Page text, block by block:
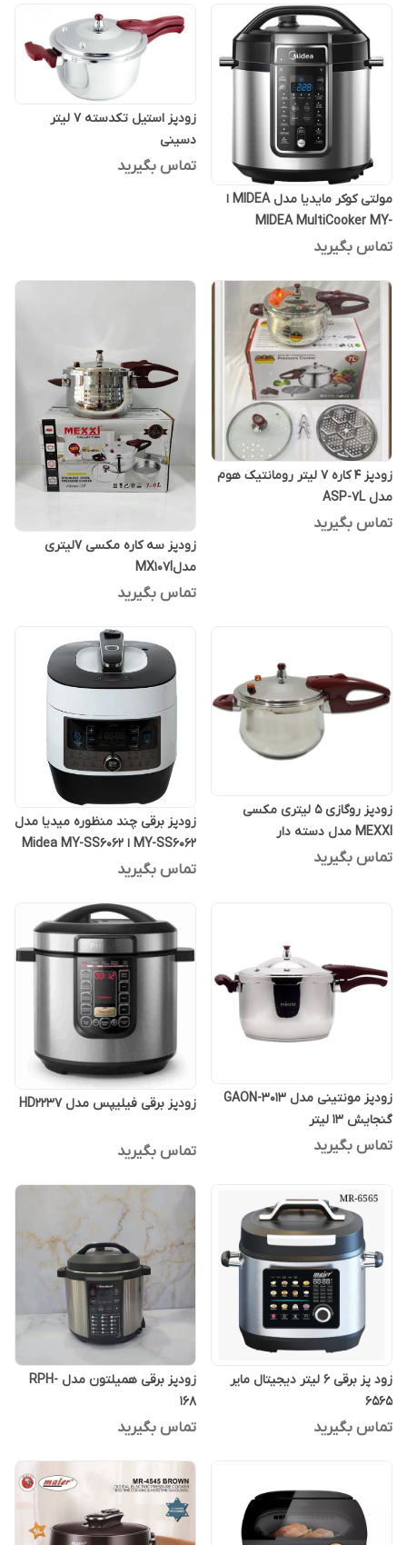
مولتی کوکر مایدیا مدل MIDEA ا
MIDEA MultiCooker MY-
CS6037WPB
تماس بگیرید
زودپز استیل تکدسته 7 لیتر
دسینی
تماس بگیرید
زودپز 4 کاره 7 لیتر رومانتیک هوم
مدل ASP-7L
تماس بگیرید
زودپز سه کاره مکسی 7لیتری
مدلMX107l
تماس بگیرید
زودپز روگازی 5 لیتری مکسی
MEXXI مدل دسته دار
تماس بگیرید
زودپز برقی چند منظوره میدیا مدل
MY-SS6062 ا Midea MY-SS6062
Quick cooker
تماس بگیرید
زودپز مونتینی مدل GAON-3013
گنجایش 13 لیتر
تماس بگیرید
زودپز برقی فیلیپس مدل HD2237
تماس بگیرید
زود پز برقی 6 لیتر دیجیتال مایر
6565
تماس بگیرید
زودپز برقی همیلتون مدل RPH-
168
تماس بگیرید